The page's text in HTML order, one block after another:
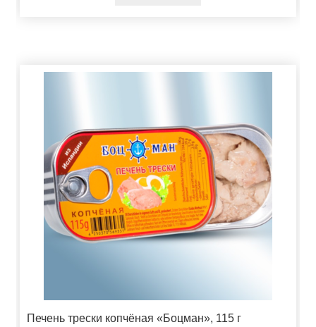
Печень трески копчёная «Боцман», 115 г